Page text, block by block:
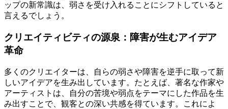
ップの新常識は、弱さを受け入れることにシフトしていると
言えるでしょう。
クリエイティビティの源泉：障害が生むアイデア
革命
多くのクリエイターは、自らの弱さや障害を逆手に取って新
しいアイデアを生み出しています。たとえば、著名な作家や
アーティストは、自分の苦境や弱点をテーマにした作品を生
み出すことで、観客との深い共感を得ています。これによ